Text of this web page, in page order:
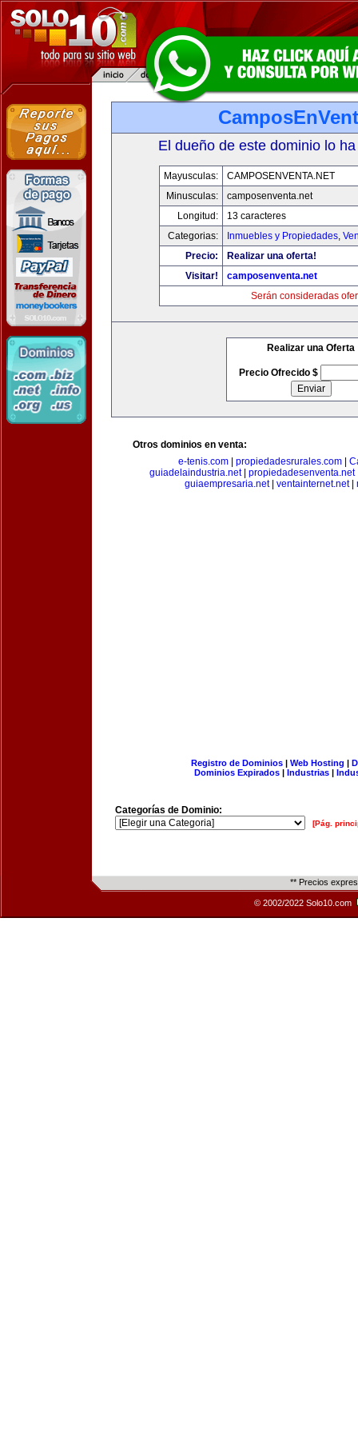
El dueño de este dominio lo
Mayusculas:
CAMPOSENVENTA.NET
Minusculas:
camposenventa.net
Longitud:
13 caracteres
Categorias:
Inmuebles y Propiedades,
Precio:
Realizar una oferta!
Visitar!
camposenventa.net
Serán consideradas
Realizar una Oferta
Precio Ofrecido $
Otros dominios en venta:
e-tenis.com
propiedadesrurales.com
guiadelaindustria.net propiedadesenventa.net
guiaempresaria.net| ventainternet.net|
Registro de Dominios| Web Hosting |
Dominios Expirados | Industrias |
Categorías de Dominio:
[Pág.
** Precios
© 2002/2022 Solo10.com